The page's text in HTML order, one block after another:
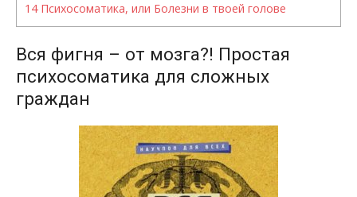
14Психосоматика, или Болезни в твоей голове
Вся фигня – от мозга?! Простая
психосоматика для сложных
граждан